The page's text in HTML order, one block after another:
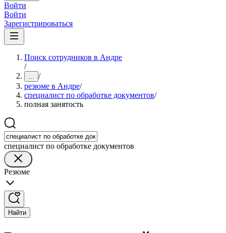
Войти
Войти
Зарегистрироваться
Поиск сотрудников в Андре
/
... /
резюме в Андре/
специалист по обработке документов/
полная занятость
специалист по обработке документов
Резюме
Найти